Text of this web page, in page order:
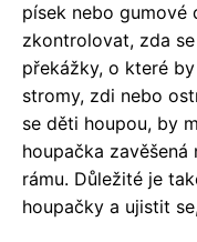
písek nebo gumové
zkontrolovat, zda
překážky, o které
stromy, zdi nebo
se děti houpou, by
houpačka
rámu. Důležité je
houpačky a ujistit